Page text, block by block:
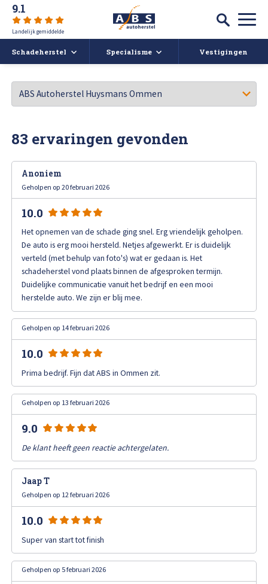
9.1
Landelijk gemiddelde
Schadeherstel Specialisme Vestigingen
Autoschade
Ruitschade
Alle soorten Schadeherstel
Afspraak maken
Auto spuiten bij schade
Autoruit reparatie
Bumper herstellen
Koplampen polijsten en afstellen
Krassen verwijderen
High Tech Schadeherstel
Lakschade herstellen
Spotrepair
Steenslag herstellen
Velgen herstellen
Total loss
Alle soorten Specialisme
Afspraak maken
Deukendag
Contact
Bel ons op: 0900 - 6611111
83 ervaringen gevonden
Anoniem
Geholpen op 20 februari 2026
10.0
Het opnemen van de schade ging snel. Erg vriendelijk geholpen.
De auto is erg mooi hersteld. Netjes afgewerkt. Er is duidelijk
verteld (met behulp van foto's) wat er gedaan is. Het
schadeherstel vond plaats binnen de afgesproken termijn.
Duidelijke communicatie vanuit het bedrijf en een mooi
herstelde auto. We zijn er blij mee.
Geholpen op 14 februari 2026
10.0
Prima bedrijf. Fijn dat ABS in Ommen zit.
Geholpen op 13 februari 2026
9.0
De klant heeft geen reactie achtergelaten.
Jaap T
Geholpen op 12 februari 2026
10.0
Super van start tot finish
Geholpen op 5 februari 2026